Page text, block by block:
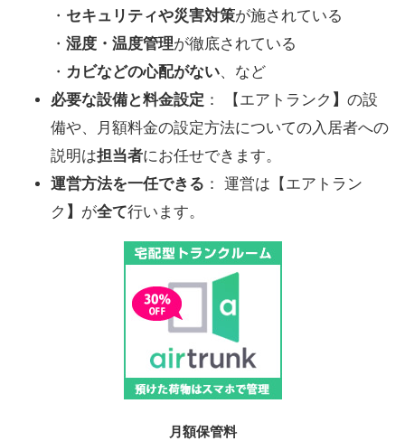
・ セキュリティや災害対策が施されている
・ 湿度・温度管理が徹底されている
・ カビなどの心配がない、など
必要な設備と料金設定 ： 【エアトランク 】 の設
備や、月額料金の設定方法についての入居者への
説明は担当者にお任せできます。
運営方法を一任できる ： 運営は【エアトラン
ク 】 が全て行います。
月額保管料